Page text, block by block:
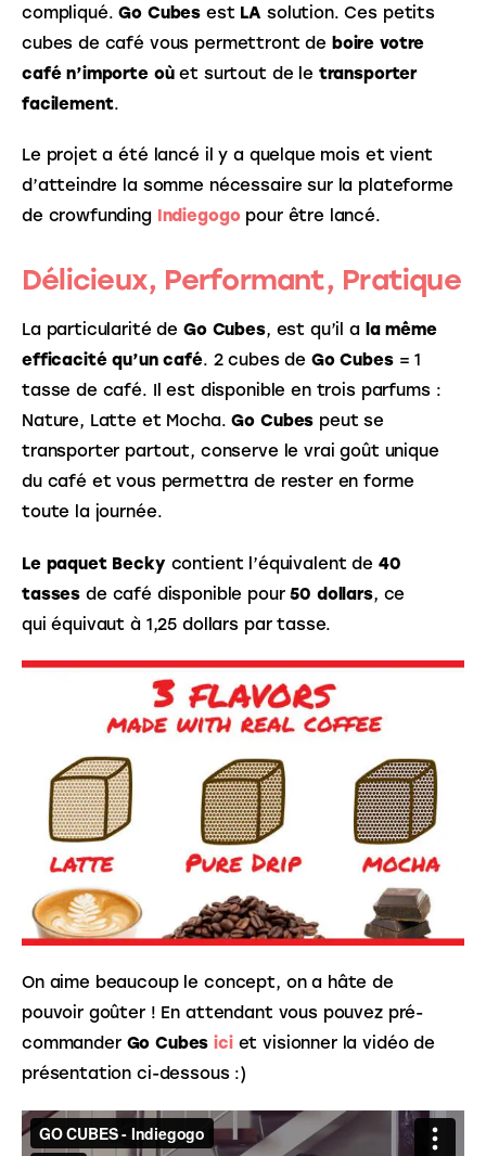
compliqué. Go Cubes est LA solution. Ces petits
cubes de café vous permettront de boire votre
café n’importe où et surtout de le transporter
facilement.
Le projet a été lancé il y a quelque mois et vient
d’atteindre la somme nécessaire sur la plateforme
de crowfunding Indiegogo pour être lancé.
Délicieux, Performant, Pratique
La particularité de Go Cubes, est qu’il a la même
efficacité qu’un café. 2 cubes de Go Cubes = 1
tasse de café. Il est disponible en trois parfums :
Nature, Latte et Mocha. Go Cubes peut se
transporter partout, conserve le vrai goût unique
du café et vous permettra de rester en forme
toute la journée.
Le paquet Becky contient l’équivalent de 40
tasses de café disponible pour 50 dollars, ce
qui équivaut à 1,25 dollars par tasse.
On aime beaucoup le concept, on a hâte de
pouvoir goûter ! En attendant vous pouvez pré-
commander Go Cubes ici et visionner la vidéo de
présentation ci-dessous :)